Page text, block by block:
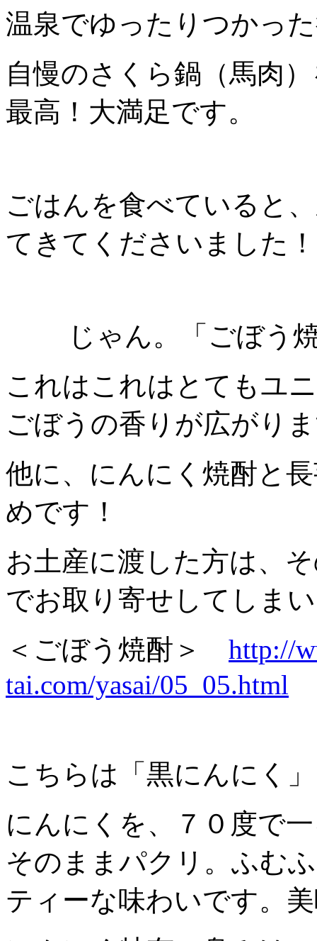
温泉でゆったりつかっ
自慢のさくら鍋（馬肉
最高！大満足です。
ごはんを食べていると
てきてくださいました
じゃん。「ごぼう焼
これはこれはとてもユ
ごぼうの香りが広がり
他に、にんにく焼酎と
めです！
お土産に渡した方は、
でお取り寄せしてしま
＜ごぼう焼酎＞ http://
tai.com/yasai/05_05.html
こちらは「黒にんにく」
にんにくを、７０度で
そのままパクリ。ふむ
ティーな味わいです。